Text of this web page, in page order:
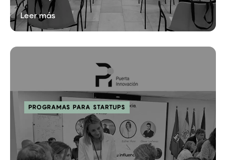
Leer más
PROGRAMAS PARA STARTUPS